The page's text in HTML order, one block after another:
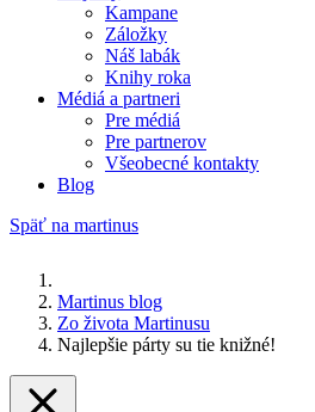
Kampane
Záložky
Náš labák
Knihy roka
Médiá a partneri
Pre médiá
Pre partnerov
Všeobecné kontakty
Blog
Späť na martinus
Martinus blog
Zo života Martinusu
Najlepšie párty su tie knižné!